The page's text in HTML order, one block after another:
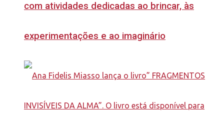
com atividades dedicadas ao brincar, às
experimentações e ao imaginário